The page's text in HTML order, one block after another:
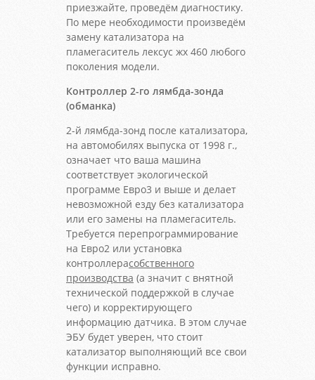
приезжайте, проведём диагностику.
По мере необходимости произведём
замену катализатора на
пламегаситель лексус жх 460 любого
поколения модели.
Контроллер 2-го лямбда-зонда
(обманка)
2-й лямбда-зонд после катализатора,
на автомобилях выпуска от 1998 г.,
означает что ваша машина
соответствует экологической
программе Евро3 и выше и делает
невозможной езду без катализатора
или его замены на пламегаситель.
Требуется перепрограммирование
на Евро2 или установка
контроллерасобственного
производства (а значит с внятной
технической поддержкой в случае
чего) и корректирующего
информацию датчика. В этом случае
ЭБУ будет уверен, что стоит
катализатор выполняющий все свои
функции исправно.